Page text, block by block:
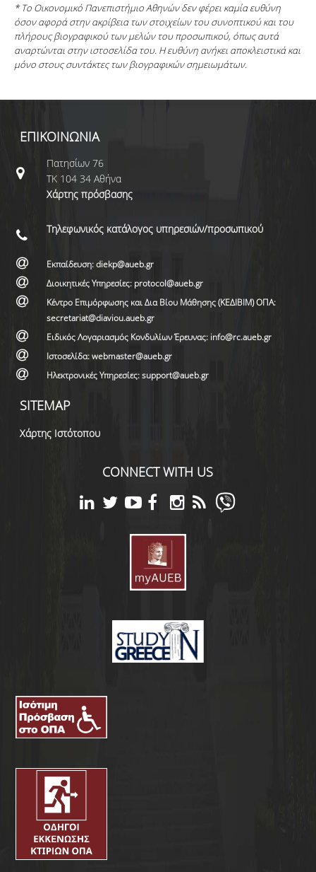
* Το Οικονομικό Πανεπιστήμιο Αθηνών δεν φέρει καμία ευθύνη
όσον αφορά στην ακρίβεια των στοιχείων του συνοπτικού και του
πλήρους βιογραφικού των μελών του προσωπικού, όπως αυτά
αναρτώνται στην ιστοσελίδα του. Η ευθύνη ανήκει αποκλειστικά και
μόνο στους συντάκτες των βιογραφικών σημειωμάτων.
ΕΠΙΚΟΙΝΩΝΙΑ
Πατησίων 76
ΤΚ 104 34 Αθήνα
Χάρτης πρόσβασης
Τηλεφωνικός κατάλογος υπηρεσιών/προσωπικού
Εκπαίδευση: diekp@aueb.gr
Διοικητικές Υπηρεσίες: protocol@aueb.gr
Κέντρο Επιμόρφωσης και Δια Βίου Μάθησης (ΚΕΔΙΒΙΜ) ΟΠΑ:
secretariat@diaviou.aueb.gr
Ειδικός Λογαριασμός Κονδυλίων Έρευνας: info@rc.aueb.gr
Ιστοσελίδα: webmaster@aueb.gr
Ηλεκτρονικές Υπηρεσίες: support@aueb.gr
SITEMAP
Χάρτης Ιστότοπου
CONNECT WITH US